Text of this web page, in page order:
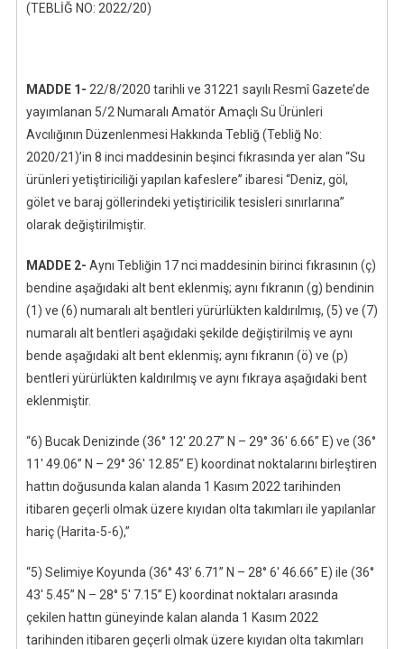
(TEBLİĞ NO: 2022/20)
MADDE 1- 22/8/2020 tarihli ve 31221 sayılı Resmî Gazete’de
yayımlanan 5/2 Numaralı Amatör Amaçlı Su Ürünleri
Avcılığının Düzenlenmesi Hakkında Tebliğ (Tebliğ No:
2020/21)’in 8 inci maddesinin beşinci fıkrasında yer alan “Su
ürünleri yetiştiriciliği yapılan kafeslere” ibaresi “Deniz, göl,
gölet ve baraj göllerindeki yetiştiricilik tesisleri sınırlarına”
olarak değiştirilmiştir.
MADDE 2- Aynı Tebliğin 17 nci maddesinin birinci fıkrasının (ç)
bendine aşağıdaki alt bent eklenmiş; aynı fıkranın (g) bendinin
(1) ve (6) numaralı alt bentleri yürürlükten kaldırılmış, (5) ve (7)
numaralı alt bentleri aşağıdaki şekilde değiştirilmiş ve aynı
bende aşağıdaki alt bent eklenmiş; aynı fıkranın (ö) ve (p)
bentleri yürürlükten kaldırılmış ve aynı fıkraya aşağıdaki bent
eklenmiştir.
“6) Bucak Denizinde (36° 12′ 20.27” N – 29° 36′ 6.66” E) ve (36°
11′ 49.06” N – 29° 36′ 12.85” E) koordinat noktalarını birleştiren
hattın doğusunda kalan alanda 1 Kasım 2022 tarihinden
itibaren geçerli olmak üzere kıyıdan olta takımları ile yapılanlar
hariç (Harita-5-6),”
“5) Selimiye Koyunda (36° 43′ 6.71” N – 28° 6′ 46.66” E) ile (36°
43′ 5.45” N – 28° 5′ 7.15” E) koordinat noktaları arasında
çekilen hattın güneyinde kalan alanda 1 Kasım 2022
tarihinden itibaren geçerli olmak üzere kıyıdan olta takımları